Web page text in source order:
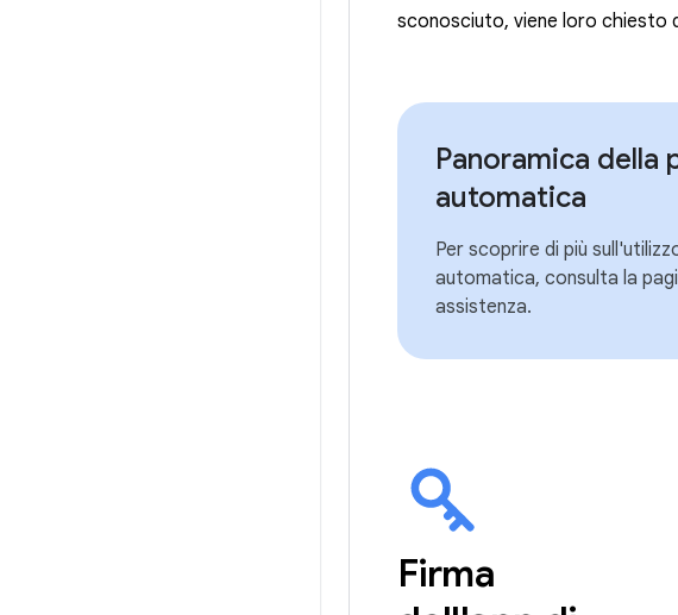
sconosciuto, viene loro chiesto
Panoramica della
automatica
Per scoprire di più
automatica, consulta la
assistenza.
Firma